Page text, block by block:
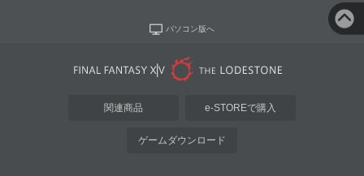
パソコン版へ
関連商品 e-STOREで購入
ゲームダウンロード